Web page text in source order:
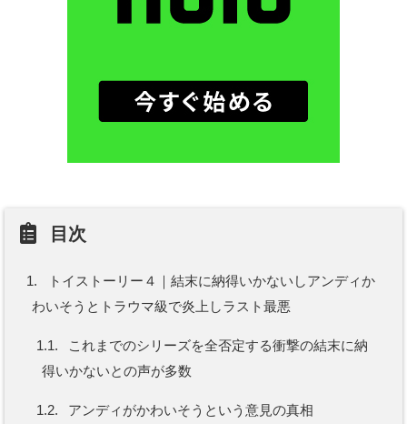
目次
1.
トイストーリー４｜結末に納得いかないしアンディか
わいそうとトラウマ級で炎上しラスト最悪
1.1.
これまでのシリーズを全否定する衝撃の結末に納
得いかないとの声が多数
1.2. アンディがかわいそうという意見の真相